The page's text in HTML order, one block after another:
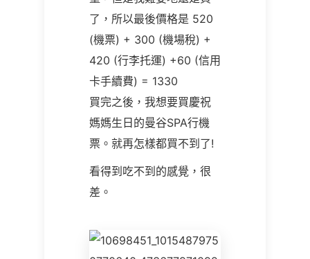
了，所以最後價格是 520
(機票) + 300 (機場稅) +
420 (行李托運) +60 (信用
卡手續費) = 1330
買完之後，我想要買慶祝
媽媽生日的曼谷SPA行機
票。就再怎樣都買不到了!
看得到吃不到的感覺，很
差。